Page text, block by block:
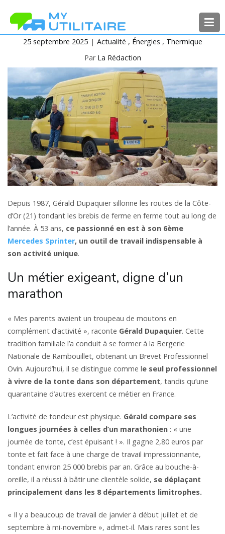
contenu
MyUtilitaire
Toute l’actualité des véhicules
25 septembre 2025 Actualité Énergies
Thermique
Par La Rédaction
Depuis 1987, Gérald Dupaquier sillonne les routes de la Côte-
d’Or (21) tondant les brebis de ferme en ferme tout au long de
l’année. À 53 ans, ce passionné en est à son 6ème
Mercedes Sprinter, un outil de travail indispensable à
son activité unique.
Un métier exigeant, digne d’un
marathon
« Mes parents avaient un troupeau de moutons en
complément d’activité », raconte Gérald Dupaquier. Cette
tradition familiale l’a conduit à se former à la Bergerie
Nationale de Rambouillet, obtenant un Brevet Professionnel
Ovin. Aujourd’hui, il se distingue comme le seul professionnel
à vivre de la tonte dans son département, tandis qu’une
quarantaine d’autres exercent ce métier en France.
L’activité de tondeur est physique. Gérald compare ses
longues journées à celles d’un marathonien : « une
journée de tonte, c’est épuisant ! ». Il gagne 2,80 euros par
tonte et fait face à une charge de travail impressionnante,
tondant environ 25 000 brebis par an. Grâce au bouche-à-
oreille, il a réussi à bâtir une clientèle solide, se déplaçant
principalement dans les 8 départements limitrophes.
« Il y a beaucoup de travail de janvier à début juillet et de
septembre à mi-novembre », admet-il. Mais rares sont les